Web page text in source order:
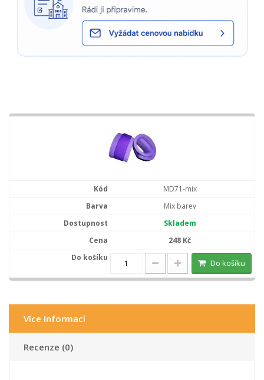
MD71-mix
Mix barev
Skladem
248 Kč
Do košíku
Více Informací
Recenze (0)